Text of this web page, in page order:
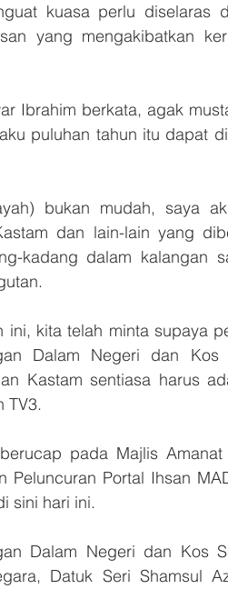
kuasa perlu diselaras
yang mengakibatkan
Ibrahim berkata, agak
puluhan tahun itu dapat
bukan mudah, saya
dan lain-lain yang
kadang dalam kalangan
ini, kita telah minta supaya
Dalam Negeri dan
Kastam sentiasa harus
TV3.
pada Majlis
Peluncuran Portal Ihsan
sini hari ini.
Dalam Negeri dan Kos
Datuk Seri Shamsul